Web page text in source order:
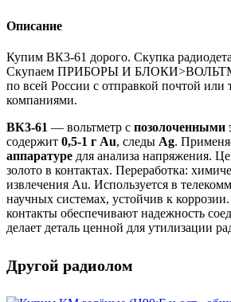
Описание
Купим ВК3-61 дорого. Скупка
Скупаем ПРИБОРЫ И
по всей России с отправкой почтой или
компаниями.
ВК3-61 — вольтметр с позолоченными
содержит 0,5-1 г Au, следы Ag.
аппаратуре для анализа напряжения.
золото в контактах. Переработка:
извлечения Au. Используется в
научных системах, устойчив к
контакты обеспечивают надежность
делает деталь ценной для утилизации
Другой радиолом